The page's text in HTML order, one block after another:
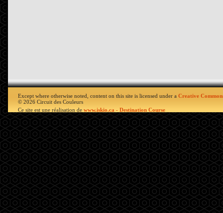
Except where otherwise noted, content on this site is licensed under a Creative
© 2026 Circuit des Couleurs
Ce site est une réalisation de www.iskio.ca - Destination Course